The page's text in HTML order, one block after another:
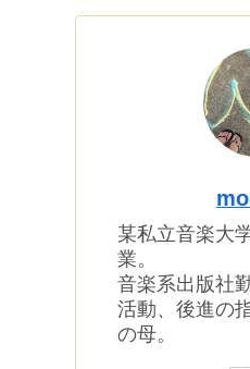
某私立音楽大
業。
音楽系出版社
活動、後進の
の母。